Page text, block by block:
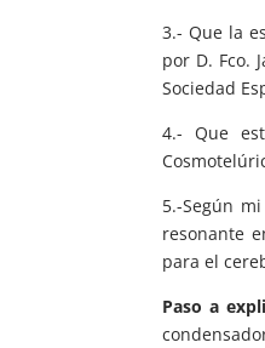
3.- Que la
por D. Fco.
Sociedad
4.- Que
5.-Según
resonante
para el
Paso a